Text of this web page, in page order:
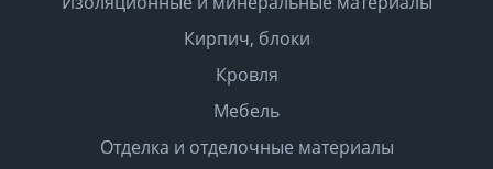
Кирпич, блоки
Кровля
Мебель
Отделка и отделочные материалы